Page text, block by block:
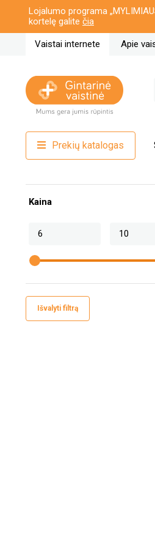
Lojalumo programa
kortelę galite čia
Vaistai internete Apie
Prekių katalogas
Kaina
Išvalyti filtrą